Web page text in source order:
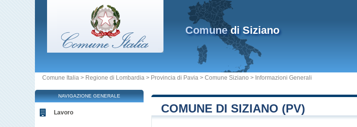
Comunedi Siziano
Comune Italia > Regione di Lombardia > Provincia di Pavia > Comune Siziano > Informazioni Generali
COMUNE DI SIZIANO (PV)
NAVIGAZIONE GENERALE
Lavoro